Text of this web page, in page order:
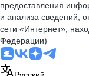
предоставления
и анализа сведений,
сети «Интернет»,
Федерации)